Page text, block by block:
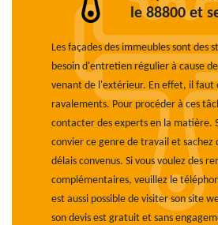
le 88800 et
Les façades des immeubles sont des
besoin d'entretien régulier à cause
venant de l'extérieur. En effet, il faut
ravalements. Pour procéder à ces
contacter des experts en la matière.
convier ce genre de travail et sachez
délais convenus. Si vous voulez des
complémentaires, veuillez le
est aussi possible de visiter son site
son devis est gratuit et sans